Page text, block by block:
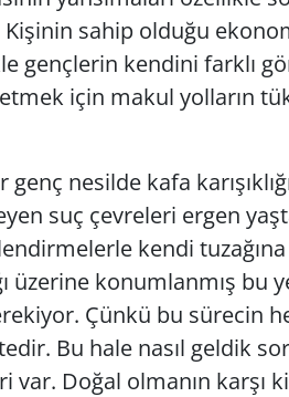
sahip olduğu
gençlerin kendini farklı
için makul yolların
nesilde kafa
suç çevreleri ergen
kendi tuzağına
üzerine konumlanmış bu
Çünkü bu sürecin
Bu hale nasıl geldik
var. Doğal olmanın karşı